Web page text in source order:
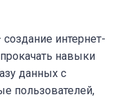
создание интернет-
навыки
данных с
пользователей,